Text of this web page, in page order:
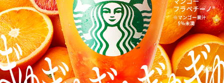
ヒ
ー
ジ
ャ
パ
ン
公